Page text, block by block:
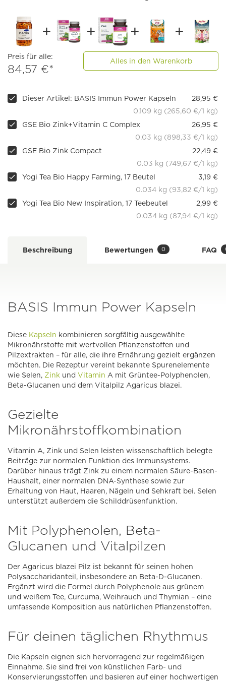
Preis für alle:
84,57 €*
Alles in den Warenkorb
Dieser Artikel: BASIS Immun Power Kapseln
28,95 €
0.109 kg (265,60 €/1 kg)
GSE Bio Zink+Vitamin C Complex
26,95 €
0.03 kg (898,33 €/1 kg)
GSE Bio Zink Compact
22,49 €
0.03 kg (749,67 €/1 kg)
Yogi Tea Bio Happy Farming, 17 Beutel
3,19 €
0.034 kg (93,82 €/1 kg)
Yogi Tea Bio New Inspiration, 17 Teebeutel
2,99 €
0.034 kg (87,94 €/1 kg)
Beschreibung Bewertungen 0 FAQ
BASIS Immun Power Kapseln
Diese Kapseln kombinieren sorgfältig ausgewählte
Mikronährstoffe mit wertvollen Pflanzenstoffen und
Pilzextrakten – für alle, die ihre Ernährung gezielt ergänzen
möchten. Die Rezeptur vereint bekannte Spurenelemente
wie Selen, Zink und Vitamin A mit Grüntee-Polyphenolen,
Beta-Glucanen und dem Vitalpilz Agaricus blazei.
Gezielte
Mikronährstoffkombination
Vitamin A, Zink und Selen leisten wissenschaftlich belegte
Beiträge zur normalen Funktion des Immunsystems.
Darüber hinaus trägt Zink zu einem normalen Säure-Basen-
Haushalt, einer normalen DNA-Synthese sowie zur
Erhaltung von Haut, Haaren, Nägeln und Sehkraft bei. Selen
unterstützt außerdem die Schilddrüsenfunktion.
Mit Polyphenolen, Beta-
Glucanen und Vitalpilzen
Der Agaricus blazei Pilz ist bekannt für seinen hohen
Polysaccharidanteil, insbesondere an Beta-D-Glucanen.
Ergänzt wird die Formel durch Polyphenole aus grünem
und weißem Tee, Curcuma, Weihrauch und Thymian – eine
umfassende Komposition aus natürlichen Pflanzenstoffen.
Für deinen täglichen Rhythmus
Die Kapseln eignen sich hervorragend zur regelmäßigen
Einnahme. Sie sind frei von künstlichen Farb- und
Konservierungsstoffen und basieren auf einer hochwertigen